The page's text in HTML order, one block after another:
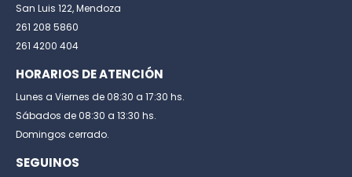
San Luis 122, Mendoza
261 208 5860
261 4200 404
HORARIOS DE ATENCIÓN
Lunes a Viernes de 08:30 a 17:30 hs.
Sábados de 08:30 a 13:30 hs.
Domingos cerrado.
SEGUINOS